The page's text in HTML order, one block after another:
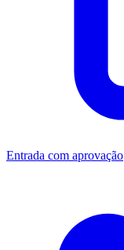
Entrada com aprovação